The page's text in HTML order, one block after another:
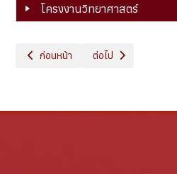
โครงงานวิทยาศาสตร์
เนื้อหาก่อนหน้า: หลักสูตรระยะสั้น
ก่อนหน้า เนื้อหาถัดไป: กระดานข่าว
ต่อไป